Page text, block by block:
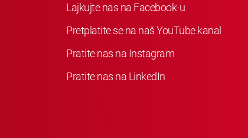
Lajkujte nas na Facebook-u
Pretplatite se na naš YouTube kanal
Pratite nas na Instagram
Pratite nas na LinkedIn